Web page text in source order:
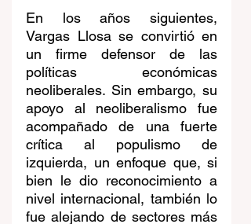
En los años siguientes,
Vargas Llosa se convirtió en
un firme defensor de las
políticas económicas
neoliberales. Sin embargo, su
apoyo al neoliberalismo fue
acompañado de una fuerte
crítica al populismo de
izquierda, un enfoque que, si
bien le dio reconocimiento a
nivel internacional, también lo
fue alejando de sectores más